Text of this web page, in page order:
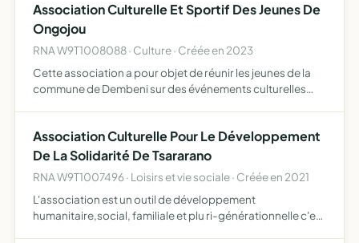
Association Culturelle Et Sportif Des Jeunes De
Ongojou
RNA W9T1008088 · Culture · Créée en 2023
Cette association a pour objet de réunir les jeunes de la
commune de Dembeni sur des événements culturelles
coh…
Association Culturelle Pour Le Développement
De La Solidarité De Tsararano
RNA W9T1007496 · Loisirs et vie sociale · Créée en 2021
L'association est un outil de développement
humanitaire,social, familiale et plu ri-générationnelle c'est